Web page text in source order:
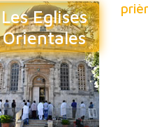
Les Eglises
Orientales